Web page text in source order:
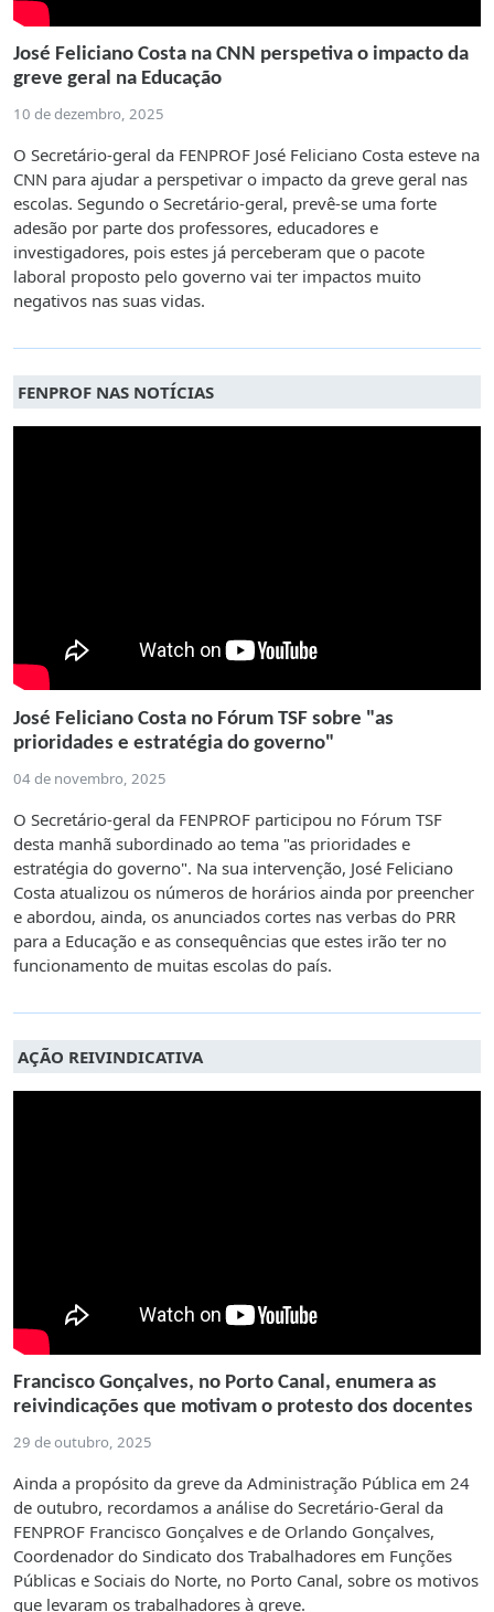
José Feliciano Costa na CNN perspetiva o impacto da
greve geral na Educação
10 de dezembro, 2025
O Secretário-geral da FENPROF José Feliciano Costa esteve na
CNN para ajudar a perspetivar o impacto da greve geral nas
escolas. Segundo o Secretário-geral, prevê-se uma forte
adesão por parte dos professores, educadores e
investigadores, pois estes já perceberam que o pacote
laboral proposto pelo governo vai ter impactos muito
negativos nas suas vidas.
FENPROF NAS NOTÍCIAS
José Feliciano Costa no Fórum TSF sobre "as
prioridades e estratégia do governo"
04 de novembro, 2025
O Secretário-geral da FENPROF participou no Fórum TSF
desta manhã subordinado ao tema "as prioridades e
estratégia do governo". Na sua intervenção, José Feliciano
Costa atualizou os números de horários ainda por preencher
e abordou, ainda, os anunciados cortes nas verbas do PRR
para a Educação e as consequências que estes irão ter no
funcionamento de muitas escolas do país.
AÇÃO REIVINDICATIVA
Francisco Gonçalves, no Porto Canal, enumera as
reivindicações que motivam o protesto dos docentes
29 de outubro, 2025
Ainda a propósito da greve da Administração Pública em 24
de outubro, recordamos a análise do Secretário-Geral da
FENPROF Francisco Gonçalves e de Orlando Gonçalves,
Coordenador do Sindicato dos Trabalhadores em Funções
Públicas e Sociais do Norte, no Porto Canal, sobre os motivos
que levaram os trabalhadores à greve.